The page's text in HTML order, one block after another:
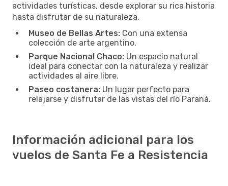
actividades turísticas, desde explorar su rica historia
hasta disfrutar de su naturaleza.
Museo de Bellas Artes: Con una extensa
colección de arte argentino.
Parque Nacional Chaco: Un espacio natural
ideal para conectar con la naturaleza y realizar
actividades al aire libre.
Paseo costanera: Un lugar perfecto para
relajarse y disfrutar de las vistas del río Paraná.
Información adicional para los
vuelos de Santa Fe a Resistencia